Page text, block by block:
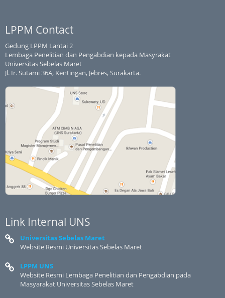
LPPM Contact
Gedung LPPM Lantai 2
Lembaga Penelitian dan Pengabdian kepada Masyrakat
Universitas Sebelas Maret
Jl. Ir. Sutami 36A, Kentingan, Jebres, Surakarta.
Link Internal UNS
Universitas Sebelas Maret
Website Resmi Universitas Sebelas Maret
LPPM UNS
Website Resmi Lembaga Penelitian dan Pengabdian pada
Masyarakat Universitas Sebelas Maret